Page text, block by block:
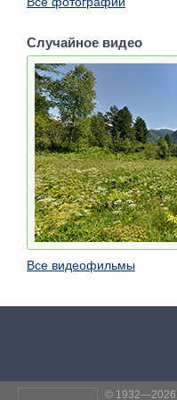
Случайное видео
Все видеофильмы
©